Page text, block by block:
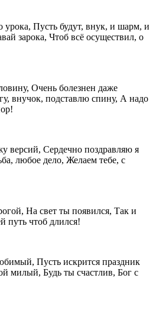
урока, Пусть будут, внук, и шарм, и
зарока, Чтоб всё осуществил, о
Очень болезнен даже
внучок, подставлю спину, А надо
версий, Сердечно поздравляю я
любое дело, Желаем тебе, с
На свет ты появился, Так и
путь чтоб длился!
Пусть искрится праздник
милый, Будь ты счастлив, Бог с